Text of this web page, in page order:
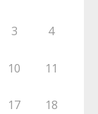
3 4
10 11
17 18